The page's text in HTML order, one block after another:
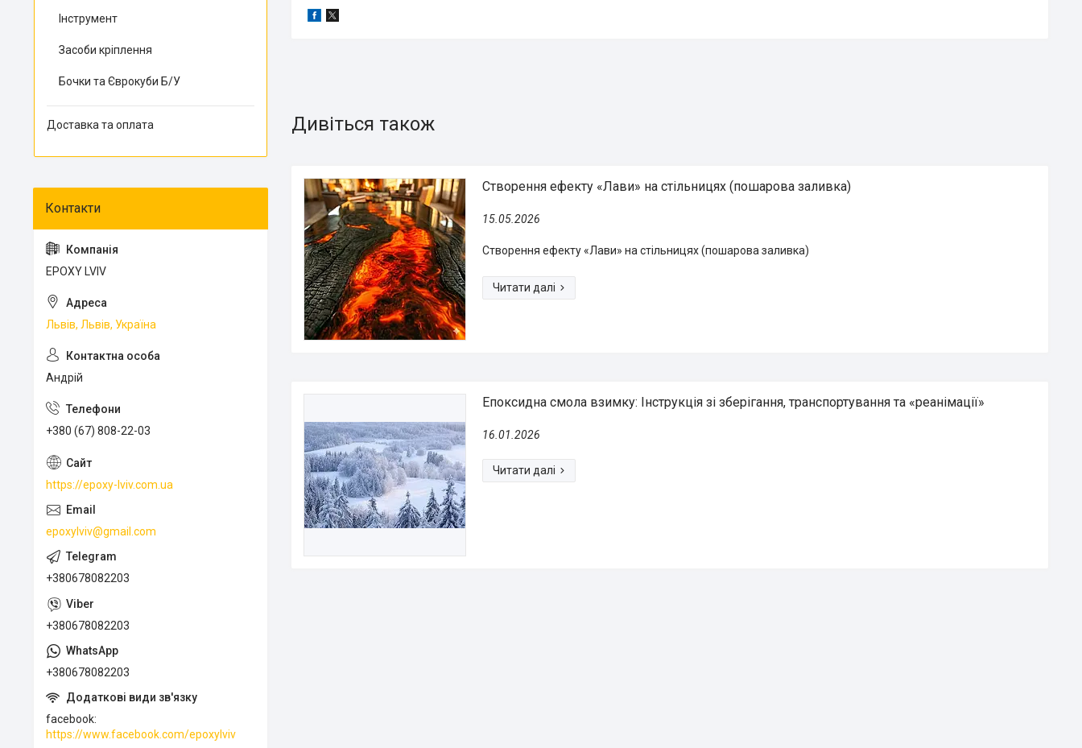
Створення ефекту «Лави» на стільницях (пошарова заливка)
15.05.2026
Створення ефекту «Лави» на стільницях (пошарова заливка)
Епоксидна смола взимку: Інструкція зі зберігання, транспортування та «реанімації»
16.01.2026
Інструмент
Засоби кріплення
Бочки та Єврокуби Б/У
Доставка та оплата
EPOXY LVIV
Львів, Львів, Україна
Андрій
+380 (67) 808-22-03
https://epoxy-lviv.com.ua
epoxylviv@gmail.com
+380678082203
+380678082203
+380678082203
facebook
https://www.facebook.com/epoxylviv